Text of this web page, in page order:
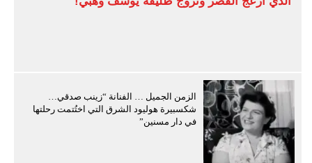
الزمن الجميل … الفنانة “زينب صدقي…
شكسبيرة هوليود الشرق التي اختُتمت رحلتها
في دار مسنين”